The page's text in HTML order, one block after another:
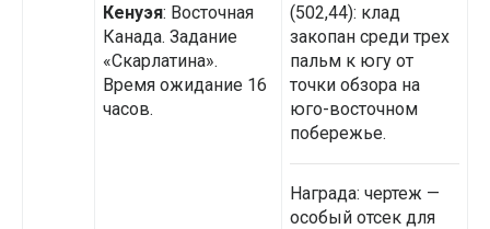
Кенуэя: Восточная
Канада. Задание
«Скарлатина».
Время ожидание 16
часов.
(502,44): клад
закопан среди трех
пальм к югу от
точки обзора на
юго-восточном
побережье.
Награда: чертеж —
особый отсек для